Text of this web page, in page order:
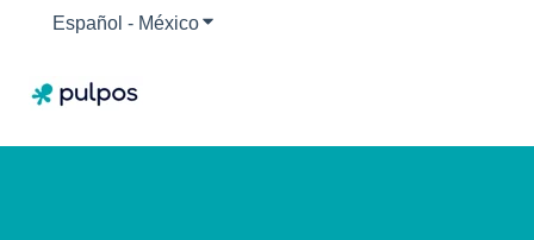
Español - MéxicoTraducciones de Mostrar submenú para